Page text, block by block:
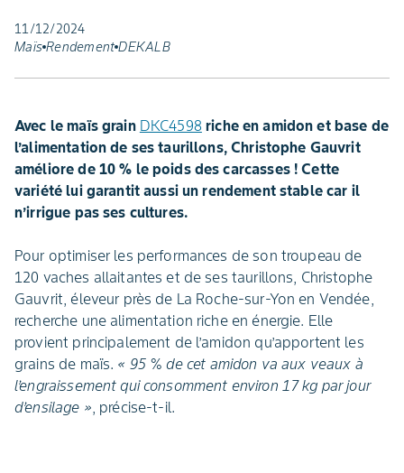
11/12/2024
Maïs Rendement DEKALB
Avec le maïs grain DKC4598 riche en amidon et base de
l’alimentation de ses taurillons, Christophe Gauvrit
améliore de 10 % le poids des carcasses ! Cette
variété lui garantit aussi un rendement stable car il
n’irrigue pas ses cultures.
Pour optimiser les performances de son troupeau de
120 vaches allaitantes et de ses taurillons, Christophe
Gauvrit, éleveur près de La Roche-sur-Yon en Vendée,
recherche une alimentation riche en énergie. Elle
provient principalement de l’amidon qu’apportent les
grains de maïs. « 95 % de cet amidon va aux veaux à
l’engraissement qui consomment environ 17 kg par jour
d’ensilage », précise-t-il.